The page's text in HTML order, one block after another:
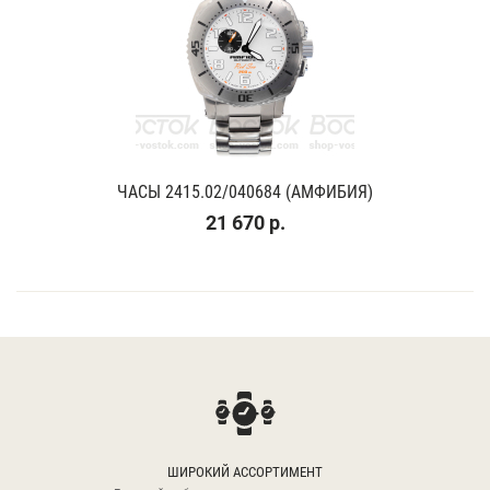
ЧАСЫ 2415.02/040684 (АМФИБИЯ)
21 670 р.
ШИРОКИЙ АССОРТИМЕНТ